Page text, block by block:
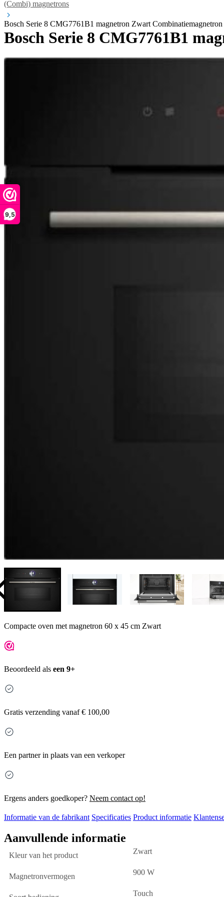
9,5
(Combi) magnetrons
Bosch Serie 8 CMG7761B1 magnetron Zwart
Bosch Serie 8 CMG7761B1
Compacte oven met magnetron 60 x 45 cm Zwart
Beoordeeld als een 9+
Gratis verzending vanaf € 100,00
Een partner in plaats van een verkoper
Ergens anders goedkoper? Neem contact op!
Informatie van de fabrikant Specificaties Product informatie
Aanvullende informatie
Kleur van het product Zwart
Magnetronvermogen 900 W
Touch